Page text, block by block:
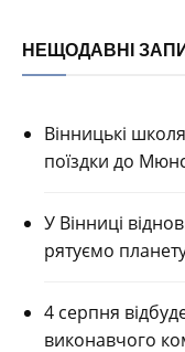
НЕЩОДАВНІ
Вінницькі
поїздки до
У Вінниці
рятуємо
4 серпня
виконавчого